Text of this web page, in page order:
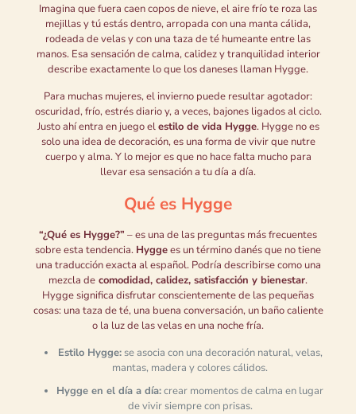
Imagina que fuera caen copos de nieve, el aire frío te roza las
mejillas y tú estás dentro, arropada con una manta cálida,
rodeada de velas y con una taza de té humeante entre las
manos. Esa sensación de calma, calidez y tranquilidad interior
describe exactamente lo que los daneses llaman Hygge.
Para muchas mujeres, el invierno puede resultar agotador:
oscuridad, frío, estrés diario y, a veces, bajones ligados al ciclo.
Justo ahí entra en juego elestilo de vida Hygge. Hygge no es
solo una idea de decoración, es una forma de vivir que nutre
cuerpo y alma. Y lo mejor es que no hace falta mucho para
llevar esa sensación a tu día a día.
Qué es Hygge
“¿Qué es Hygge?” – es una de las preguntas más frecuentes
sobre esta tendencia. Hyggees un término danés que no tiene
una traducción exacta al español. Podría describirse como una
mezcla de comodidad, calidez, satisfacción y bienestar.
Hygge significa disfrutar conscientemente de las pequeñas
cosas: una taza de té, una buena conversación, un baño caliente
o la luz de las velas en una noche fría.
Estilo Hygge:se asocia con una decoración natural, velas,
mantas, madera y colores cálidos.
Hygge en el día a día:crear momentos de calma en lugar
de vivir siempre con prisas.